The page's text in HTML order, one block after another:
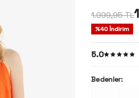
1.999,95TL
%40 İndirim
5.0
Bedenler: